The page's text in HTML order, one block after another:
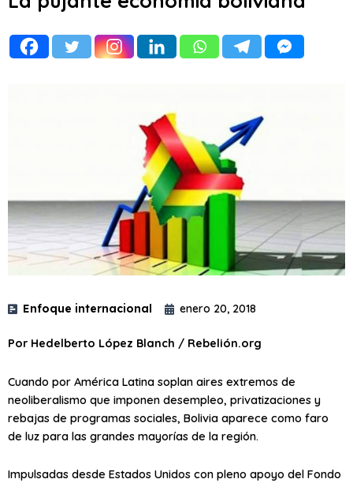
Enfoque internacional enero 20, 2018
Por Hedelberto López Blanch / Rebelión.org
Cuando por América Latina soplan aires extremos de
neoliberalismo que imponen desempleo, privatizaciones y
rebajas de programas sociales, Bolivia aparece como faro
de luz para las grandes mayorías de la región.
Impulsadas desde Estados Unidos con pleno apoyo del Fondo